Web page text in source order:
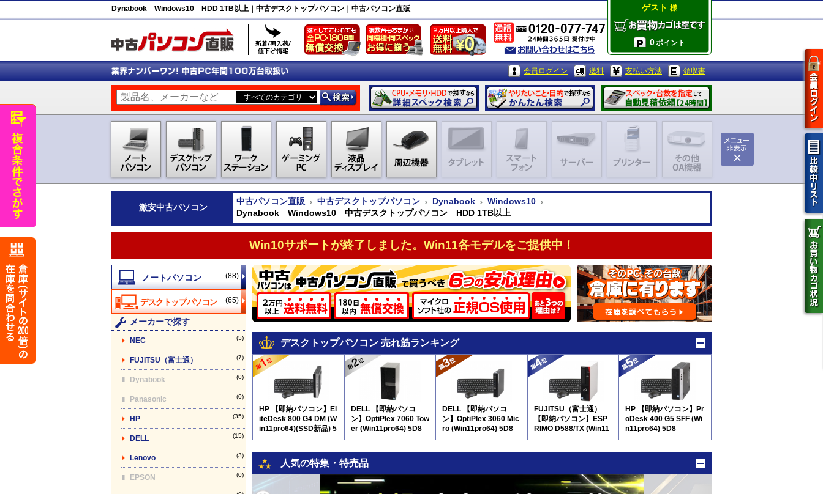
Dynabook Windows10 HDD 1TB以上｜中古デスクトップパソコン｜中古パソコン直販 ゲスト 様
0ポイント
会員ログイン 送料 支払い方法 領収書
激安中古パソコン
中古パソコン直販 中古デスクトップパソコン Dynabook
Windows10
Dynabook Windows10 中古デスクトップパソコン HDD 1TB以上
Win10サポートが終了しました。Win11各モデルをご提供中！
(88)
(65)
メーカーで探す
NEC (5)
FUJITSU（富士通） (7)
Dynabook (0)
Panasonic (0)
HP (35)
DELL (15)
Lenovo (3)
EPSON (0)
デスクトップパソコン 売れ筋ランキング
HP 【即納パソコン】El
iteDesk 800 G4 DM (W
in11pro64)(SSD新品) 5
D8
DELL 【即納パソコ
ン】OptiPlex 7060 Tow
er (Win11pro64) 5D8
DELL 【即納パソコ
ン】OptiPlex 3060 Mic
ro (Win11pro64) 5D8
FUJITSU（富士通）
【即納パソコン】ESP
RIMO D588/TX (Win11
pro64) 5D8
HP 【即納パソコン】Pr
oDesk 400 G5 SFF (Wi
n11pro64) 5D8
人気の特集・特売品